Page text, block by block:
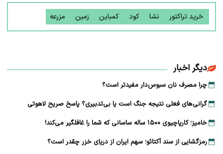
خرید تراکتور نشا کود کمباین زمین مزرعه
دیگر اخبار
چرا مصرف نان سبوس‌دار مفیدتر است؟
گرانی‌های فعلی نتیجه جنگ است یا بی‌تدبیری؟ پاسخ صریح لاهوتی
خامیز؛ کارپاچیوی ۱۵۰۰ ساله ساسانی که شما را غافلگیر می‌کند!
رمزگشایی از سند آکتائو؛ سهم ایران از دریای خزر چقدر است؟